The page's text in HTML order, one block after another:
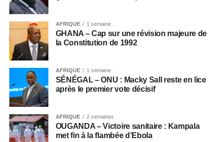
AFRIQUE 1 semaine .
GHANA – Cap sur une révision majeure de
la Constitution de 1992
AFRIQUE 1 semaine .
SÉNÉGAL – ONU : Macky Sall reste en lice
après le premier vote décisif
AFRIQUE 2 semaines .
OUGANDA – Victoire sanitaire : Kampala
met fin à la flambée d’Ebola